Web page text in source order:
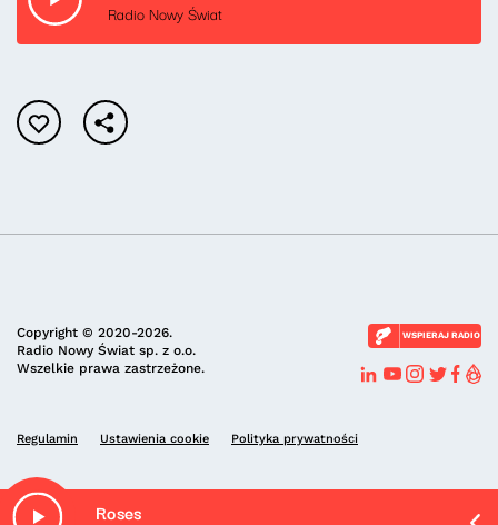
Roses
Radio Nowy Świat
Copyright © 2020-2026.
Radio Nowy Świat sp. z o.o.
Wszelkie prawa zastrzeżone.
WSPIERAJ RADIO
Regulamin Ustawienia cookie Polityka prywatności